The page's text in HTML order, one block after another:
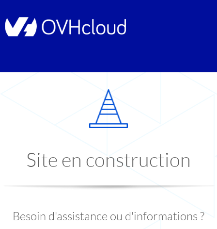
Site en construction
Besoin d'assistance ou d'informations ?